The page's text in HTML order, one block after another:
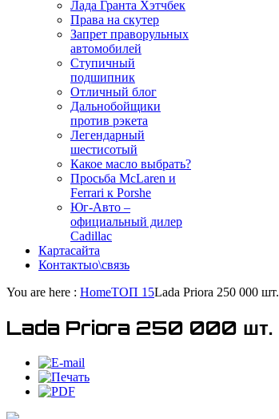
Лада Гранта Хэтчбек
Права на скутер
Запрет праворульных
автомобилей
Ступичный
подшипник
Отличный блог
Дальнобойщики
против рэкета
Легендарный
шестисотый
Какое масло выбрать?
Просьба McLaren и
Ferrari к Porshe
Юг-Авто –
официальный дилер
Cadillac
Картасайта
Контактыо\связь
You are here : HomeТОП 15Lada Priora 250 000 шт.
Lada Priora 250 000 шт.